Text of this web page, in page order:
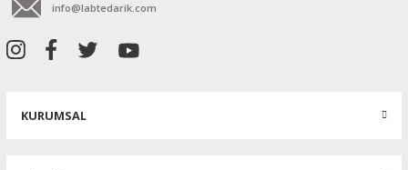
info@labtedarik.com
KURUMSAL